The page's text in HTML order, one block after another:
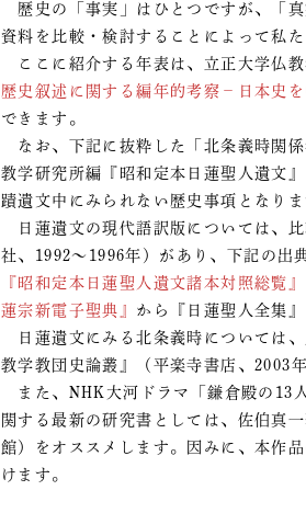
歴史の「事実」はひとつですが、「真
資料を比較・検討することによって私
ここに紹介する年表は、立正大学仏
歴史叙述に関する編年的考察－日本史を
できます。
なお、下記に抜粋した「北条義時関
教学研究所編『昭和定本日蓮聖人遺文
蹟遺文中にみられない歴史事項となりま
日蓮遺文の現代語訳版については、
社、1992～1996年）があり、下記の出
『昭和定本日蓮聖人遺文諸本対照総覧』
蓮宗新電子聖典』 から『日蓮聖人全集
日蓮遺文にみる北条義時については
教学教団史論叢』（平楽寺書店、2003
また、NHK大河ドラマ「鎌倉殿の13
関する最新の研究書としては、佐伯真一
館）をオススメします。因みに、本作
けます。